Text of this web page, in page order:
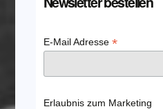
E-Mail Adresse *
Erlaubnis zum Marketing